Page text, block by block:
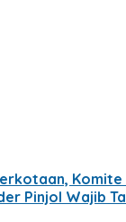
Pinjol Wajib